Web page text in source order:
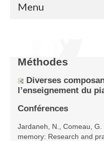
Menu
Recherche
Équipe
Programmes
Méthodes
Diverses
l’enseignement du
Conférences
Jardaneh, N., Comeau,
memory: Research and